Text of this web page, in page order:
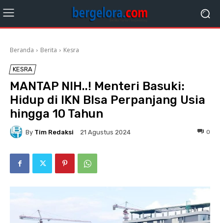
Beranda Berita Kesra
KESRA
MANTAP NIH..! Menteri Basuki:
Hidup di IKN BIsa Perpanjang Usia
hingga 10 Tahun
By Tim Redaksi 21 Agustus 2024 0